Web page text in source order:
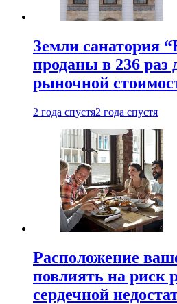
Земли санатория
проданы в 236 раз
рыночной
2 года спустя2 года спустя
Расположение
повлиять на риск
сердечной